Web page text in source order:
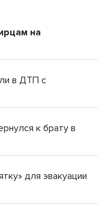
на
в ДТП с
к брату в
для эвакуации